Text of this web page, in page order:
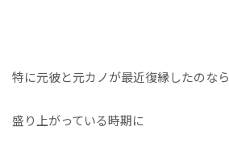
特に元彼と元カノが最近復縁したのなら
盛り上がっている時期に